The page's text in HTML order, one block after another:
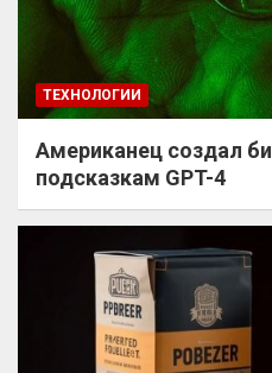
ТЕХНОЛОГИИ
Американец создал
подсказкам GPT-4